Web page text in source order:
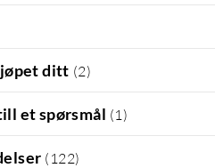
ditt (2)
et spørsmål (1 )
( 122)